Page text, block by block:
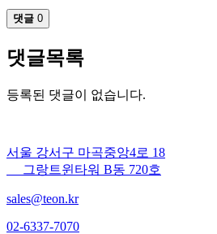
댓글 0
댓글목록
등록된 댓글이 없습니다.
서울 강서구 마곡중앙4로 18
그랑트윈타워 B동 720호
sales@teon.kr
02-6337-7070